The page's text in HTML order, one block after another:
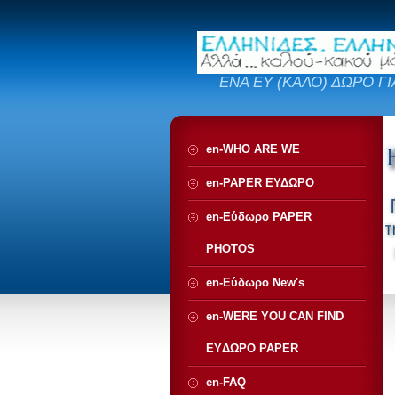
ΕΝΑ ΕΥ (ΚΑΛΟ) ΔΩΡΟ
en-WHO ARE WE
en-PAPER ΕΥΔΩΡΟ
en-Εύδωρο PAPER
PHOTOS
en-Εύδωρο New's
en-WERE YOU CAN FIND
EYΔΩΡΟ PAPER
en-FAQ